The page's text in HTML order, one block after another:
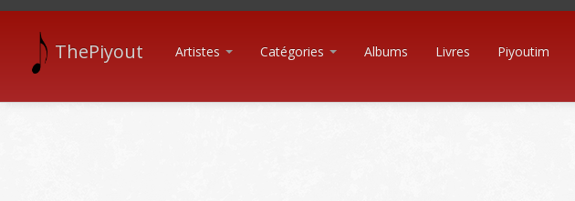
ThePiyout Artistes Catégories Albums Livres Piyoutim